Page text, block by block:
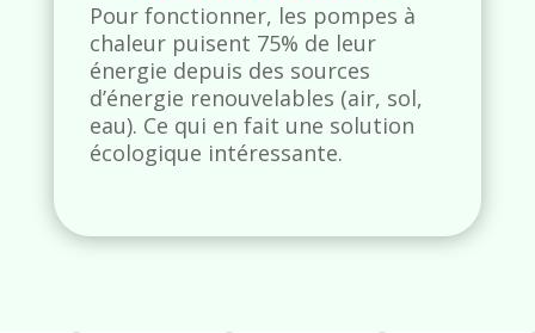
Pour fonctionner, les pompes à
chaleur puisent 75% de leur
énergie depuis des sources
d’énergie renouvelables (air, sol,
eau). Ce qui en fait une solution
écologique intéressante.